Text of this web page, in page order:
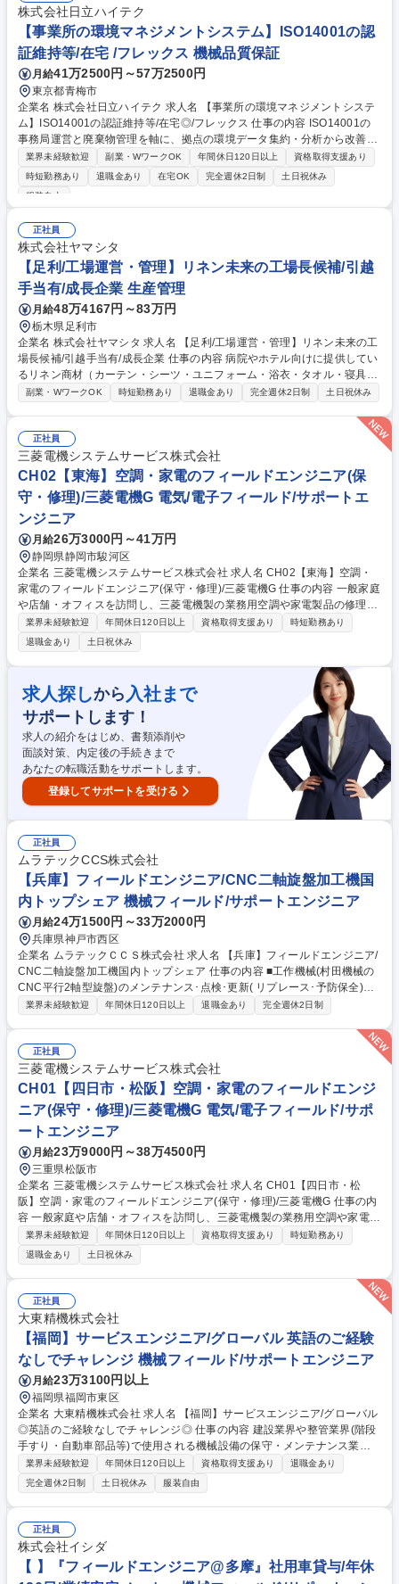
上 【仕事の魅力】 目立たないながらも事業所全体を根底から支え、働く
全員の安全を守る非常にやりがいのあるお仕事です。 募集職種 【町田:工
場総務】主任～係長候補/取適法・労働安全衛生法令対応◆東証プライム
株式会社日立ハイテク
【事業所の環境マネジメントシステム】ISO14001の認
証維持等/在宅 /フレックス 機械品質保証
月給41万2500円～57万2500円
東京都青梅市
企業名 株式会社日立ハイテク 求人名 【事業所の環境マネジメントシステ
ム】ISO14001の認証維持等/在宅◎/フレックス 仕事の内容 ISO14001の
事務局運営と廃棄物管理を軸に、拠点の環境データ集約・分析から改善、
施策の立案・実行までを担うポジションです。多くの関係者と連携してIS
O14001の認証維持など環境活動を推進します。 【具体的な業務内】 ■IS
O14001事務局：年度環境目標・計画の策定、各部門への展開、進捗管理/
業者の手配・調整/リサイクル・削減施策の立案および運用管理 ■付随業
務：環境活動/化学物質管理/環境測定・管理/行政対応/環境データの収集・
管理/安全衛生業務のサポート 募集職種 【事業所の環境マネジメントシス
テム】ISO14001の認証維持等/在宅◎/フレックス
業界未経験歓迎 副業・WワークOK 年間休日120日以上
資格取得支援あり
時短勤務あり
退職金あり 在宅OK 完全週休2日制
土日祝休み
服装自由
正社員
株式会社ヤマシタ
【足利/工場運営・管理】リネン未来の工場長候補/引越
手当有/成長企業 生産管理
月給48万4167円～83万円
栃木県足利市
企業名 株式会社ヤマシタ 求人名 【足利/工場運営・管理】リネン未来の工
場長候補/引越手当有/成長企業 仕事の内容 病院やホテル向けに提供してい
るリネン商材（カーテン・シーツ・ユニフォーム・浴衣・タオル・寝具
等）の生産・在庫管理現場のマネジメントをご担当いただきます。単身赴
境作り：リネンを「回収・洗浄・仕上げ・お届け」するラインを円滑に回
る環境を整えます。作業手順の整備や、AI・システム(DX)を導入しスタッ
フの負担を減らす等効率よく、気持ちよく働く現場を作ります。■メンバ
ーのサポートと目標管理：他部署とも協力し「どれくらいのリネンを仕上
げるか」目標を設定・管理。メンバーの様子に気配り・声かけをし、目標
を達成できるチームづくりを行います。 募集職種 【足利/工場運営・管
理】リネン未来の工場長候補/引越手当有/成長企業
副業・WワークOK 時短勤務あり 退職金あり 完全週休2日制 土日祝休み
正社員
三菱電機システムサービス株式会社
CH02【東海】空調・家電のフィールドエンジニア(保
守・修理)/三菱電機G 電気/電子フィールド/サポートエ
ンジニア
月給26万3000円～41万円
静岡県静岡市駿河区
企業名 三菱電機システムサービス株式会社 求人名 CH02【東海】空調・
家電のフィールドエンジニア(保守・修理)/三菱電機G 仕事の内容 一般家庭
や店舗・オフィスを訪問し、三菱電機製の業務用空調や家電製品の修理・
保守点検・コンサルティングをお任せします。お客様の生活環境をより快
適にするための機器入れ替え等の提案も行う重要な役割です。 【詳細】現
場での修理(機器内に限定し建屋側の工事は含まず)、フロン等の法定点
検、クリーニング等。現場の品質情報を開発部門へフィードバックし製品
開発にも貢献します。 【働き方】担当は1日5～6件、片道1～1.5時間圏
内。現場では社用タブレットで技術情報を確認でき、技術支援部署のサポ
ート体制も万全です。独り立ちまで先輩がOJTで伴走します。 募集職種 C
H02【東海】空調・家電のフィールドエンジニア(保守・修理)/三菱電機G
業界未経験歓迎 年間休日120日以上 資格取得支援あり
時短勤務あり
退職金あり
土日祝休み
求人探しから 入社まで
サポートします！
求人の紹介をはじめ、書類添削や
面談対策、内定後の手続きまで
あなたの転職活動をサポートします。
登録してサポートを受ける
正社員
ムラテックCCS株式会社
【兵庫】フィールドエンジニア/CNC二軸旋盤加工機国
内トップシェア 機械フィールド/サポートエンジニア
月給24万1500円～33万2000円
兵庫県神戸市西区
企業名 ムラテックＣＣＳ株式会社 求人名 【兵庫】フィールドエンジニア/
CNC二軸旋盤加工機国内トップシェア 仕事の内容 ■工作機械(村田機械の
CNC平行2軸型旋盤)のメンテナンス･点検･更新( リプレース･予防保全)提
案業務をご担当頂きます。 【具体的には】故障原因の究明及び再発予防対
務等 【入社後】本拠地(愛知県犬山市)にてOJT教育を実施します。 【勤務
体制】基本直行直帰になります。 【社風】年4回の上司との直接面談及び
年2回の全体会議があり、先輩、同 僚とのコミュニケーションが多いのが
特徴です。人と人とのつながりを大 切にする社風です。 募集職種 【兵
庫】フィールドエンジニア/CNC二軸旋盤加工機国内トップシェア
業界未経験歓迎 年間休日120日以上 退職金あり 完全週休2日制
正社員
三菱電機システムサービス株式会社
CH01【四日市・松阪】空調・家電のフィールドエンジ
ニア(保守・修理)/三菱電機G 電気/電子フィールド/サポ
ートエンジニア
月給23万9000円～38万4500円
三重県松阪市
企業名 三菱電機システムサービス株式会社 求人名 CH01【四日市・松
阪】空調・家電のフィールドエンジニア(保守・修理)/三菱電機G 仕事の内
容 一般家庭や店舗・オフィスを訪問し、三菱電機製の業務用空調や家電製
品の修理・保守点検・コンサルティングをお任せします。お客様の生活環
境をより快適にするための機器入れ替え等の提案も行う重要な役割です。
【詳細】現場での修理(機器内に限定し建屋側の工事は含まず)、フロン等
の法定点検、クリーニング等。現場の品質情報を開発部門へフィードバッ
クし製品開発にも貢献します。 【働き方】担当は1日5～6件、片道1～1.5
時間圏内。現場では社用タブレットで技術情報を確認でき、技術支援部署
のサポート体制も万全です。独り立ちまで先輩がOJTで伴走します。 募集
職種 CH01【四日市・松阪】空調・家電のフィールドエンジニア(保守・修
理)/三菱電機G
業界未経験歓迎 年間休日120日以上 資格取得支援あり
時短勤務あり
退職金あり
土日祝休み
正社員
大東精機株式会社
【福岡】サービスエンジニア/グローバル 英語のご経験
なしでチャレンジ 機械フィールド/サポートエンジニア
月給23万3100円以上
福岡県福岡市東区
企業名 大東精機株式会社 求人名 【福岡】サービスエンジニア/グローバル
◎英語のご経験なしでチャレンジ◎ 仕事の内容 建設業界や整管業界(階段
手すり・自動車部品等)で使用される機械設備の保守・メンテナンス業務
です。未経験からでも技術を身につけ、ものづくりの現場を支えるやりが
いのある仕事です。 【入社後】文系の方でもゼロから機械や業界について
学べる入社後研修の他、個人に合わせたOJT含めフォローアップを実施し
ます。ベテラン社員の教育意識が高く、周囲からフィードバックを受けな
がら成長できます。 【採用背景】海外事業の拡大、そのための組織体制構
築のための増員採用です。自身次第でアフターフォロー業務の枠を超えた
業務に挑戦する機会もあります。海外事業に携わりたい本気度高い方の応
募を期待します。 募集職種 【福岡】サービスエンジニア/グローバル◎英
業界未経験歓迎 年間休日120日以上 資格取得支援あり
退職金あり
完全週休2日制
土日祝休み 服装自由
正社員
株式会社イシダ
【 】『フィールドエンジニア@多摩』社用車貸与/年休